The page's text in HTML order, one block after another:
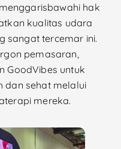
hak
kualitas udara
sangat tercemar ini.
pemasaran,
GoodVibes untuk
dan sehat melalui
mereka.